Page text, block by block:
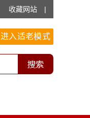
收藏网站 |
进入适老模式